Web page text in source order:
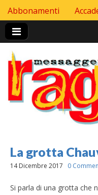
Header Top menu
Skip to content
Abbonamenti
La grotta
14 Dicembre 2017 0
Si parla di una grotta che